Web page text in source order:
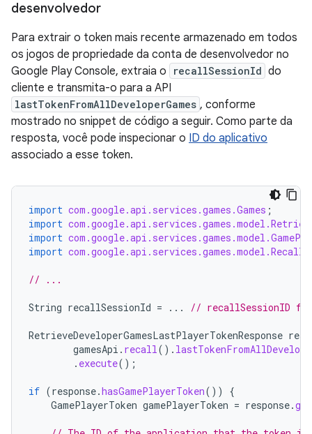
desenvolvedor
Para extrair o token mais recente armazenado em todos
os jogos de propriedade da conta de desenvolvedor no
Google Play Console, extraia o
recallSessionId do
cliente e transmita-o para a API
lastTokenFromAllDeveloperGames , conforme
mostrado no snippet de código a seguir. Como parte da
resposta, você pode inspecionar o ID do aplicativo
associado a esse token.
import com.google.api.services.games.Games ;
import
import
import
// ...
String recallSessionId = ... // recallSessionID
RetrieveDeveloperGamesLastPlayerTokenResponse
gamesApi . recall().
. execute();
if (response.hasGamePlayerToken())
{
GamePlayerToken gamePlayerToken = response.